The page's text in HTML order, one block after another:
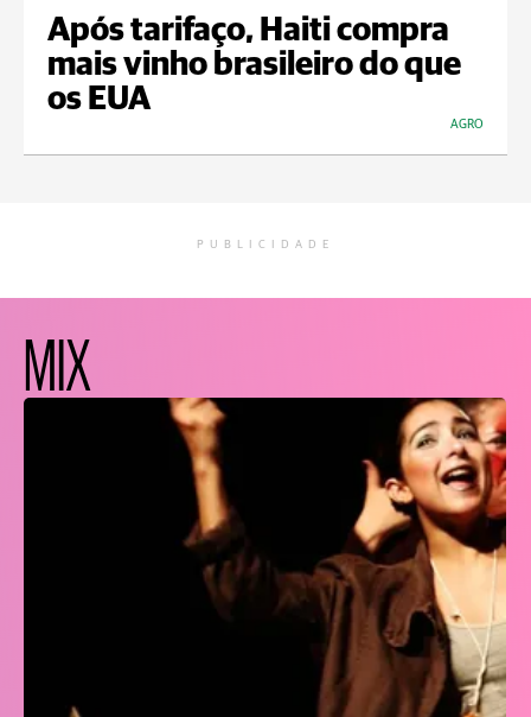
Após tarifaço, Haiti compra
mais vinho brasileiro do que
os EUA
AGRO
PUBLICIDADE
MIX